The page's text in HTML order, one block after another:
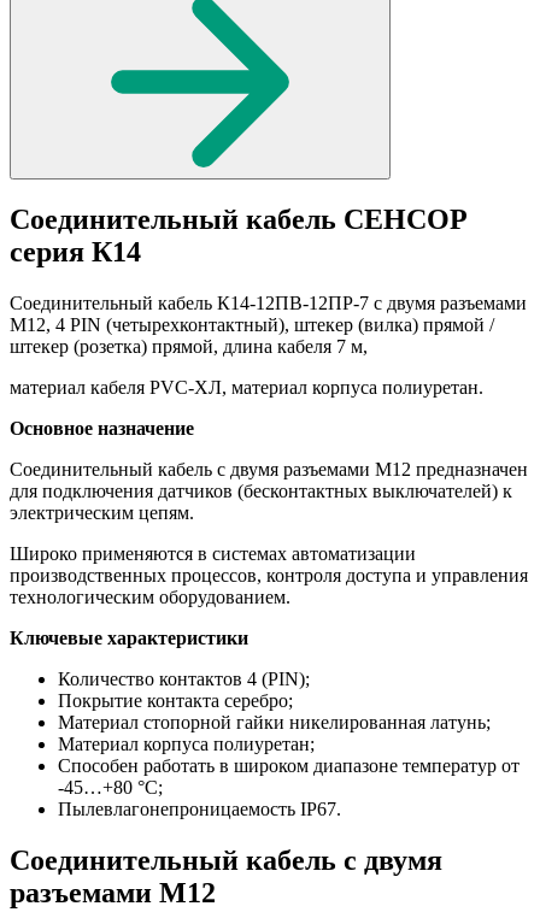
Соединительный кабель СЕНСОР
серия К14
Соединительный кабель К14-12ПВ-12ПР-7 с двумя разъемами
М12, 4 PIN (четырехконтактный), штекер (вилка) прямой /
штекер (розетка) прямой, длина кабеля 7 м,
материал кабеля PVC-ХЛ, материал корпуса полиуретан.
Основное назначение
Соединительный кабель с двумя разъемами М12 предназначен
для подключения датчиков (бесконтактных выключателей) к
электрическим цепям.
Широко применяются в системах автоматизации
производственных процессов, контроля доступа и управления
технологическим оборудованием.
Ключевые характеристики
Количество контактов 4 (PIN);
Покрытие контакта серебро;
Материал стопорной гайки никелированная латунь;
Материал корпуса полиуретан;
Способен работать в широком диапазоне температур от
-45…+80 °С;
Пылевлагонепроницаемость IP67.
Соединительный кабель с двумя
разъемами М12